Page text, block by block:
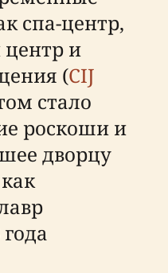
спа-центр,
центр и
(CIJ
стало
роскоши и
дворцу